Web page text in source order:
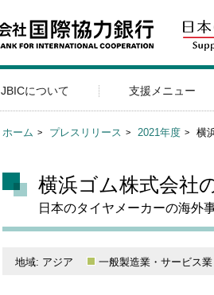
JBICについて 支援メニュー
ホーム プレスリリース 2021年度 横
横浜ゴム株式会社
日本のタイヤメーカーの海外
地域: アジア 一般製造業・サービス業